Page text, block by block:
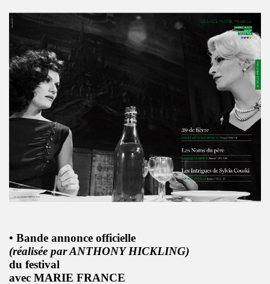
• Bande annonce officielle
(réalisée par ANTHONY HICKLING)
du festival
avec MARIE FRANCE
SUGAR AND TIGER, EFFELLO ET LES
et 12 decembre 2012 a BERLIN.
DE MOI" (2012), film-serie de STEVE CATIEAU.
(juillet et aout 2012).
DUVALL : les deux font la paire" ("La Libre Belgique", 14
les 15, 16 et 17 juin 2012 au STADE DE FRANCE (Saint-
2012 a L'INTERNATIONAL (Paris).
& JEAN-MARC LEDERMAN) : l'album "ROMANIA"
et BENJAMIN SCHOOS le 9 mai 2012 au RESERVOIR